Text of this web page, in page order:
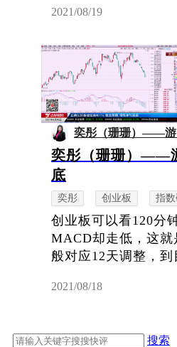
2021/08/19
奕彤（珊珊）——游
奕彤（珊珊）——
底
奕彤 创业板 指数
创业板可以看120分
MACD却走低，这
般对应12天调整，
2021/08/18
搜索